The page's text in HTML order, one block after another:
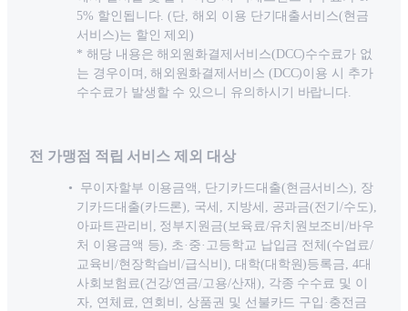
5% 할인됩니다. (단, 해외 이용 단기대출서비스(현금
서비스)는 할인 제외)
* 해당 내용은 해외원화결제서비스(DCC)수수료가 없
는 경우이며, 해외원화결제서비스 (DCC)이용 시 추가
수수료가 발생할 수 있으니 유의하시기 바랍니다.
전 가맹점 적립 서비스 제외 대상
무이자할부 이용금액, 단기카드대출(현금서비스), 장
기카드대출(카드론), 국세, 지방세, 공과금(전기/수도),
아파트관리비, 정부지원금(보육료/유치원보조비/바우
처 이용금액 등), 초·중·고등학교 납입금 전체(수업료/
교육비/현장학습비/급식비), 대학(대학원)등록금, 4대
사회보험료(건강/연금/고용/산재), 각종 수수료 및 이
자, 연체료, 연회비, 상품권 및 선불카드 구입·충전금